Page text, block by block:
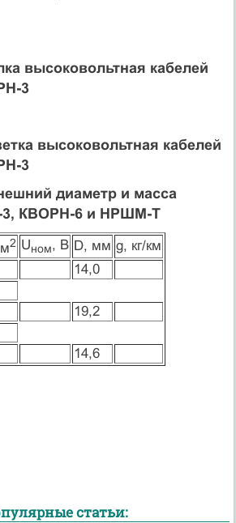
высоковольтная кабелей
3
высоковольтная кабелей
3
диаметр и масса
3, КВОРН-6 и НРШМ-Т
2 Uном, В D, мм g, кг/км
14,0
19,2
14,6
статьи: